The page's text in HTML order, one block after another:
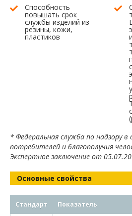
Способность
повышать срок
службы изделий из
резины, кожи,
пластиков
* Федеральная служба по надзору
потребителей и благополучия
Экспертное заключение от
Основные свойства
Стандарт Показатель